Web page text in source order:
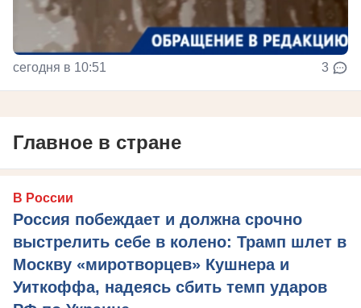
сегодня в 10:51 3
Главное в стране
В России
Россия побеждает и должна срочно
выстрелить себе в колено: Трамп шлет в
Москву «миротворцев» Кушнера и
Уиткоффа, надеясь сбить темп ударов